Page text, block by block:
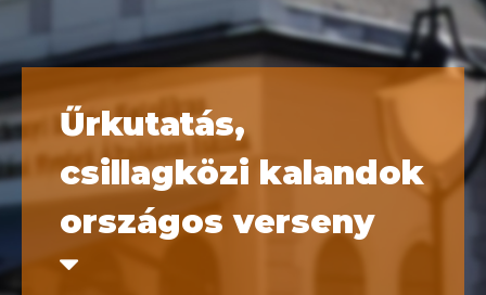
Űrkutatás,
csillagközi kalandok
országos verseny